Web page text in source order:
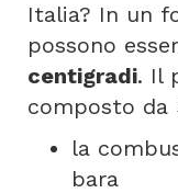
Italia? In un
possono
centigradi. Il
composto da
la
bara